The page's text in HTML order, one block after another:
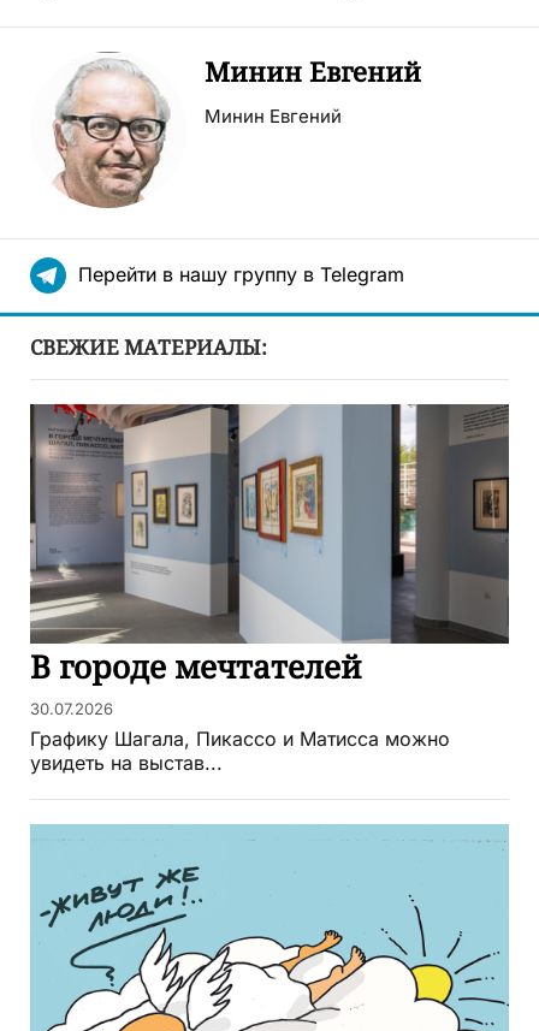
Минин Евгений
Минин Евгений
Перейти в нашу группу в Telegram
СВЕЖИЕ МАТЕРИАЛЫ:
В городе мечтателей
30.07.2026
Графику Шагала, Пикассо и Матисса можно
увидеть на выстав...